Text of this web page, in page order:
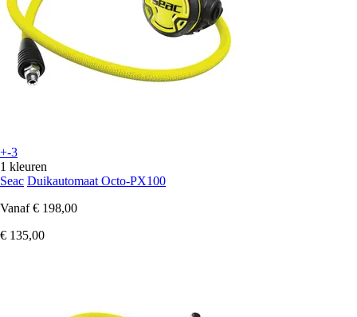
+-3
1 kleuren
Seac Duikautomaat Octo-PX100
Vanaf € 198,00
€ 135,00